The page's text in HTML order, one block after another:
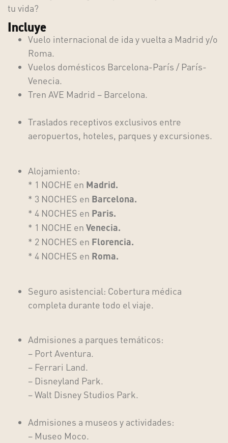
tu vida?
Incluye
Vuelo internacional de ida y vuelta a Madrid y/o
Roma.
Vuelos domésticos Barcelona-París / París-
Venecia.
Tren AVE Madrid – Barcelona.
Traslados receptivos exclusivos entre
aeropuertos, hoteles, parques y excursiones.
Alojamiento:
* 1 NOCHE en Madrid.
* 3 NOCHES en Barcelona.
* 4 NOCHES en Paris.
* 1 NOCHE en Venecia.
* 2 NOCHES en Florencia.
* 4 NOCHES en Roma.
Seguro asistencial: Cobertura médica
completa durante todo el viaje.
Admisiones a parques temáticos:
– Port Aventura.
– Ferrari Land.
– Disneyland Park.
– Walt Disney Studios Park.
Admisiones a museos y actividades:
– Museo Moco.